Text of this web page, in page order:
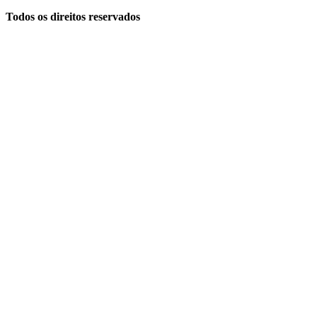
Todos os direitos reservados